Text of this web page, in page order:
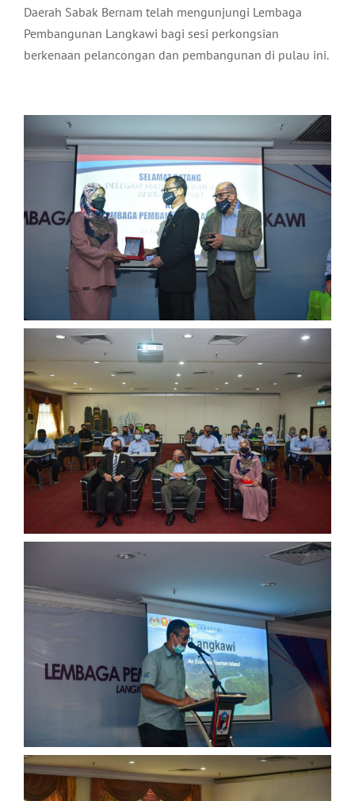
Daerah Sabak Bernam telah mengunjungi Lembaga
Pembangunan Langkawi bagi sesi perkongsian
berkenaan pelancongan dan pembangunan di pulau ini.